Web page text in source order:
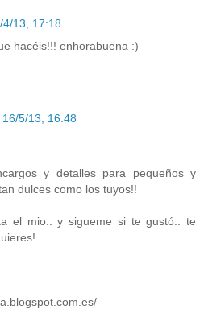
4/13, 17:18
hacéis!!! enhorabuena :)
16/5/13, 16:48
y detalles para pequeños y
dulces como los tuyos!!
el mio.. y sigueme si te gustó.. te